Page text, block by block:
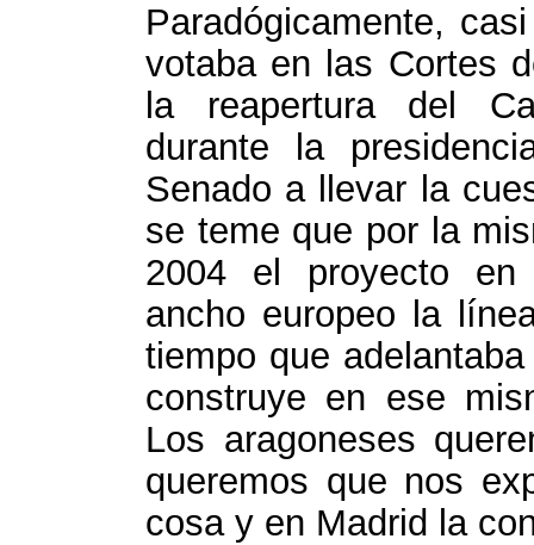
Paradógicamente,
votaba en las Cortes
la reapertura del
durante la
Senado a llevar la
se teme que por la
2004 el proyecto en
ancho europeo la
tiempo que
construye en ese
Los aragoneses
queremos que nos
cosa y en Madrid la